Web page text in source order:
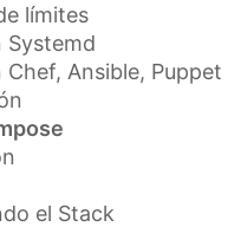
límites
Systemd
Ansible, Puppet
el Stack